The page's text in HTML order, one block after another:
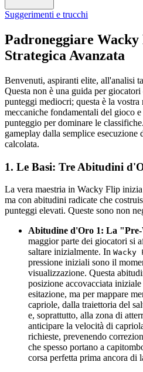
Suggerimenti e trucchi
Padroneggiare
Strategica Avanzata
Benvenuti, aspiranti elite, all'analisi
Questa non è una guida per
punteggi mediocri; questa è la vostra
meccaniche fondamentali del gioco
punteggio per dominare le
gameplay dalla semplice esecuzione
calcolata.
1. Le Basi: Tre Abitudini
La vera maestria in Wacky Flip
ma con abitudini radicate che
punteggi elevati. Queste sono non
Abitudine d'Oro 1: La
maggior parte dei giocatori si
saltare inizialmente. In
pressione iniziali sono il
visualizzazione. Questa
posizione accovacciata
esitazione, ma per mappare
capriole, dalla traiettoria del
e, soprattutto, alla zona di
anticipare la velocità di
richieste, prevenendo
che spesso portano a
corsa perfetta prima ancora di